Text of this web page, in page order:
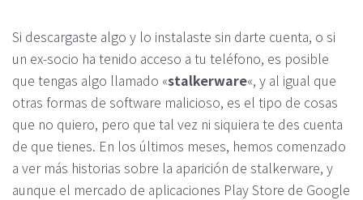
Si descargaste algo y lo instalaste sin darte cuenta, o si
un ex-socio ha tenido acceso a tu teléfono, es posible
que tengas algo llamado «stalkerware«, y al igual que
otras formas de software malicioso, es el tipo de cosas
que no quiero, pero que tal vez ni siquiera te des cuenta
de que tienes. En los últimos meses, hemos comenzado
a ver más historias sobre la aparición de stalkerware, y
aunque el mercado de aplicaciones Play Store de Google